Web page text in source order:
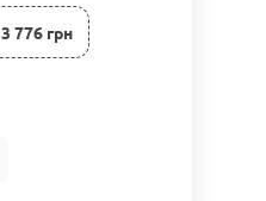
3 776 грн